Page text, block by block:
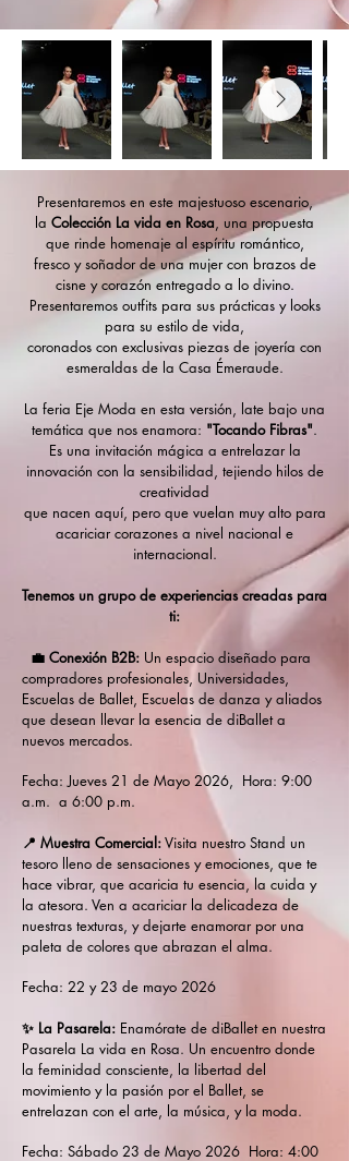
Presentaremos en este majestuoso escenario,
la Colección La vida en Rosa, una propuesta
que rinde homenaje al espíritu romántico,
fresco y soñador de una mujer con brazos de
cisne y corazón entregado a lo divino.
Presentaremos outfits para sus prácticas y looks
para su estilo de vida,
coronados con exclusivas piezas de joyería con
esmeraldas de la Casa Émeraude.
La feria Eje Moda en esta versión, late bajo una
temática que nos enamora: "Tocando Fibras".
Es una invitación mágica a entrelazar la
innovación con la sensibilidad, tejiendo hilos de
creatividad
que nacen aquí, pero que vuelan muy alto para
acariciar corazones a nivel nacional e
internacional.
Tenemos un grupo de experiencias creadas para
ti:
💼 Conexión B2B: Un espacio diseñado para
compradores profesionales, Universidades,
Escuelas de Ballet, Escuelas de danza y aliados
que desean llevar la esencia de diBallet a
nuevos mercados.
Fecha: Jueves 21 de Mayo 2026, Hora: 9:00
a.m. a 6:00 p.m.
📍 Muestra Comercial:Visita nuestro Stand un
tesoro lleno de sensaciones y emociones, que te
hace vibrar, que acaricia tu esencia, la cuida y
la atesora. Ven a acariciar la delicadeza de
nuestras texturas, y dejarte enamorar por una
paleta de colores que abrazan el alma.
Fecha: 22 y 23 de mayo 2026
✨ La Pasarela: Enamórate de diBallet en nuestra
Pasarela La vida en Rosa. Un encuentro donde
la feminidad consciente, la libertad del
movimiento y la pasión por el Ballet, se
entrelazan con el arte, la música, y la moda.
Fecha: Sábado 23 de Mayo 2026 Hora: 4:00